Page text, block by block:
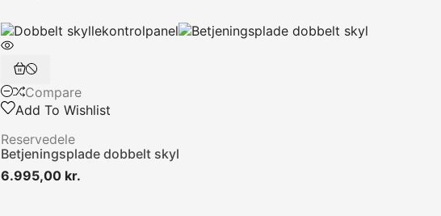
Compare
Add To Wishlist
Reservedele
Betjeningsplade dobbelt skyl
6.995,00 kr.